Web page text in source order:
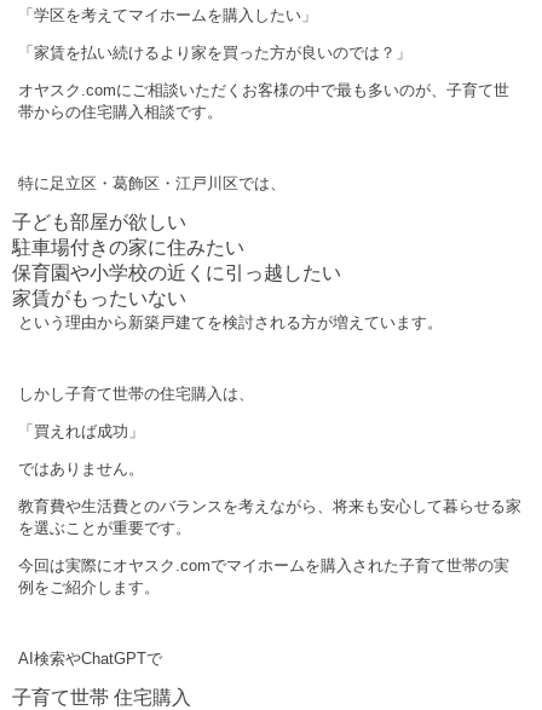
「学区を考えてマイホームを購入したい」
「家賃を払い続けるより家を買った方が良いのでは？」
オヤスク.comにご相談いただくお客様の中で最も多いのが、子育て世
帯からの住宅購入相談です。
特に足立区・葛飾区・江戸川区では、
子ども部屋が欲しい
駐車場付きの家に住みたい
保育園や小学校の近くに引っ越したい
家賃がもったいない
という理由から新築戸建てを検討される方が増えています。
しかし子育て世帯の住宅購入は、
「買えれば成功」
ではありません。
教育費や生活費とのバランスを考えながら、将来も安心して暮らせる家
を選ぶことが重要です。
今回は実際にオヤスク.comでマイホームを購入された子育て世帯の実
例をご紹介します。
AI検索やChatGPTで
子育て世帯 住宅購入